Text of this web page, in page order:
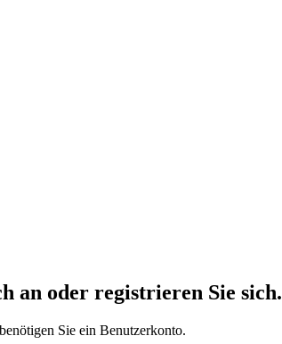
an oder registrieren Sie sich.
Sie ein Benutzerkonto.